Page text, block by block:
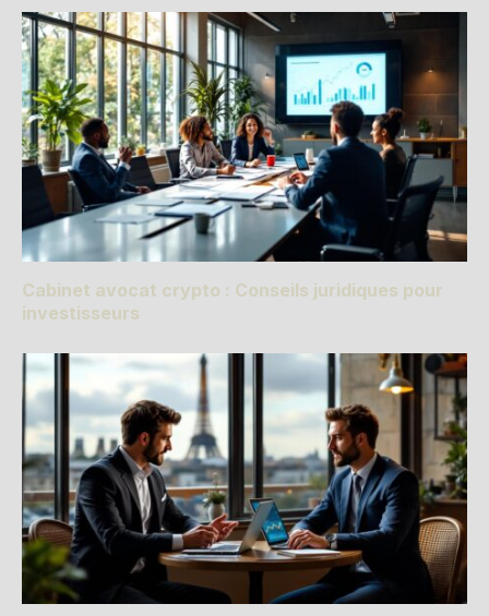
Cabinet avocat crypto : Conseils juridiques pour
investisseurs